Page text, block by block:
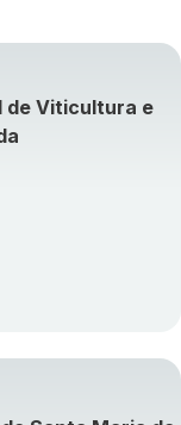
de Viticultura e